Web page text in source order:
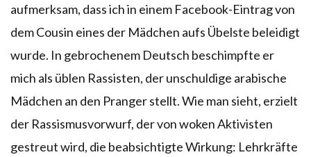
aufmerksam, dass ich in einem Facebook-Eintrag von
dem Cousin eines der Mädchen aufs Übelste beleidigt
wurde. In gebrochenem Deutsch beschimpfte er
mich als üblen Rassisten, der unschuldige arabische
Mädchen an den Pranger stellt. Wie man sieht, erzielt
der Rassismusvorwurf, der von woken Aktivisten
gestreut wird, die beabsichtigte Wirkung: Lehrkräfte